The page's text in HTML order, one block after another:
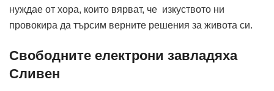
нуждае от хора, които вярват, че изкуството ни
провокира да търсим верните решения за живота си.
Свободните електрони завладяха
Сливен